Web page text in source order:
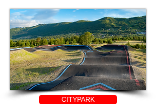
CITYPARK